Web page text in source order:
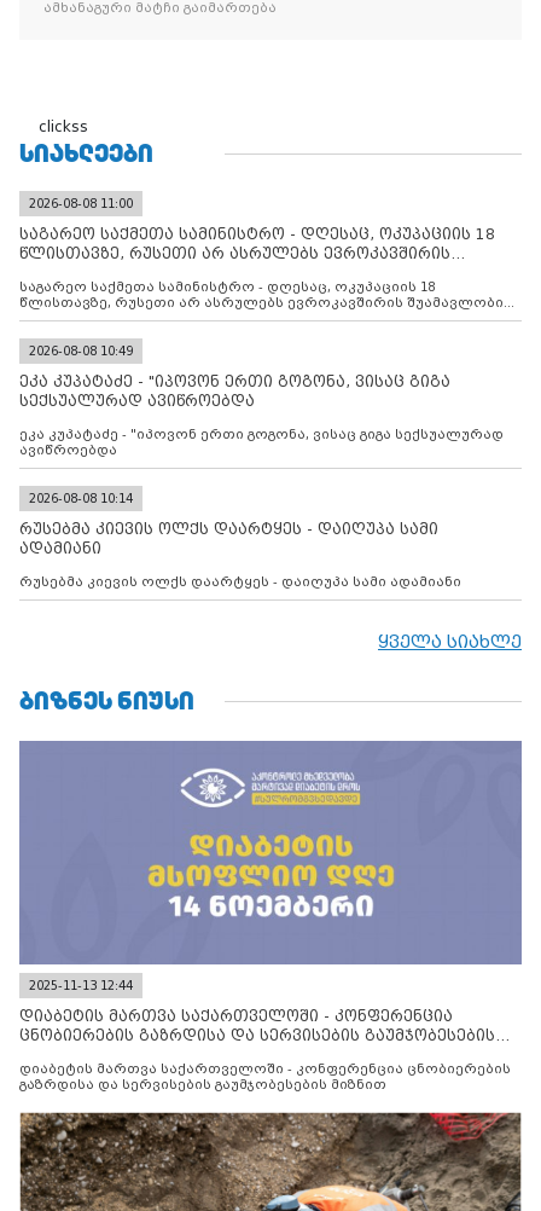
ამხანაგური მატჩი გაიმართება
clickss
ᲡᲘᲐᲮᲚᲔᲔᲑᲘ
2026-08-08 11:00
საგარეო საქმეთა სამინისტრო - დღესაც, ოკუპაციის 18
წლისთავზე, რუსეთი არ ასრულებს ევროკავშირის
საგარეო საქმეთა სამინისტრო - დღესაც, ოკუპაციის 18
წლისთავზე, რუსეთი არ ასრულებს ევროკავშირის შუამავლობით
დადებულ 2008 წლის 12 აგვისტოს ცეცხლის შეწყვეტის
კონტროლს ოკუპირებულ რეგიონებში, აგრძელებს მათი
მილიტარიზაციის პროცესს და აქტიურად დგამს ნაბიჯებს მათი
ფაქტობრივი ანექსიისკენ
2026-08-08 10:49
ეკა კუპატაძე - "იპოვონ ერთი გოგონა, ვისაც გიგა
სექსუალურად ავიწროებდა
ეკა კუპატაძე - "იპოვონ ერთი გოგონა, ვისაც გიგა სექსუალურად
ავიწროებდა
2026-08-08 10:14
რუსებმა კიევის ოლქს დაარტყეს - დაიღუპა სამი
ადამიანი
რუსებმა კიევის ოლქს დაარტყეს - დაიღუპა სამი ადამიანი
ყველა სიახლე
ᲑᲘᲖᲜᲔᲡ ᲜᲘᲣᲡᲘ
2025-11-13 12:44
დიაბეტის მართვა საქართველოში - კონფერენცია
ცნობიერების გაზრდისა და სერვისების გაუმჯობესების
დიაბეტის მართვა საქართველოში - კონფერენცია ცნობიერების
გაზრდისა და სერვისების გაუმჯობესების მიზნით